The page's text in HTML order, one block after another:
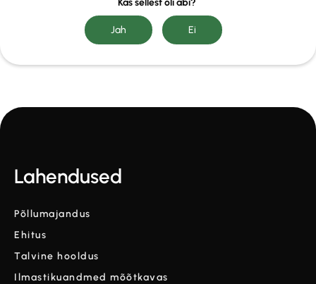
Kas sellest oli abi?
Lahendused
Põllumajandus
Ehitus
Talvine hooldus
Ilmastikuandmed mõõtkavas